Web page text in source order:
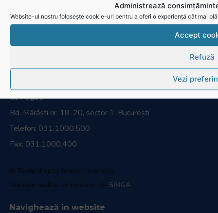
Administrează
Website-ul nostru folosește cookie-uri pentru a oferi o experiență cât mai
Accept
Refuză
Vezi
RugbyRomania.ro
este site-ul oficial al Federației Române
de Rugby.
Bd. Mărăști nr. 18-20, sector 1, București
Telefon: 031.1000.500
Fax: 031.1000.400
© Toate drepturile sunt rezervate.
Website realizat și întreținut de SINGA
Navighează în website